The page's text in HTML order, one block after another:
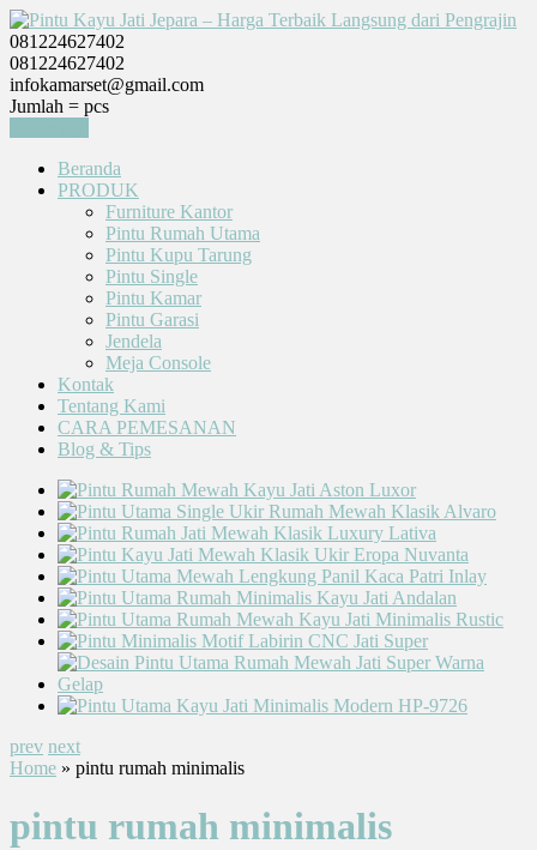
081224627402
081224627402
infokamarset@gmail.com
Jumlah = pcs
Beranda
PRODUK
Furniture Kantor
Pintu Rumah Utama
Pintu Kupu Tarung
Pintu Single
Pintu Kamar
Pintu Garasi
Jendela
Meja Console
Kontak
Tentang Kami
CARA PEMESANAN
Blog & Tips
prev next
Home » pintu rumah minimalis
pintu rumah minimalis